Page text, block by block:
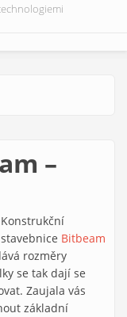
–
Konstrukční
stavebnice Bitbeam
rozměry
is external)
se tak dají se
Zaujala vás
základní